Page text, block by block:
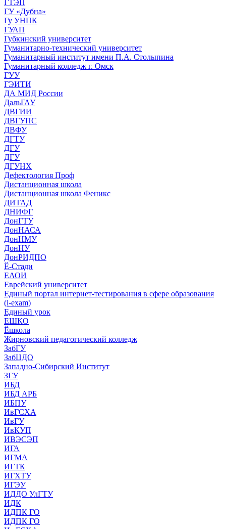
ГТЭП
ГУ «Дубна»
Гу УНПК
ГУАП
Губкинский университет
Гуманитарно-технический университет
Гуманитарный институт имени П.А. Столыпина
Гуманитарный колледж г. Омск
ГУУ
ГЭИТИ
ДА МИД России
ДальГАУ
ДВГИИ
ДВГУПС
ДВФУ
ДГТУ
ДГУ
ДГУ
ДГУНХ
Дефектология Проф
Дистанционная школа
Дистанционная школа Феникс
ДИТАД
ДНИФГ
ДонГТУ
ДонНАСА
ДонНМУ
ДонНУ
ДонРИДПО
Ё-Стади
ЕАОИ
Еврейский университет
Единый портал интернет-тестирования в сфере образования
(i-exam)
Единый урок
ЕШКО
Ёшкола
Жирновский педагогический колледж
ЗабГУ
ЗабЦДО
Западно-Сибирский Институт
ЗГУ
ИБД
ИБД АРБ
ИБПУ
ИвГСХА
ИвГУ
ИвКУП
ИВЭСЭП
ИГА
ИГМА
ИГТК
ИГХТУ
ИГЭУ
ИДДО УлГТУ
ИДК
ИДПК ГО
ИДПК ГО